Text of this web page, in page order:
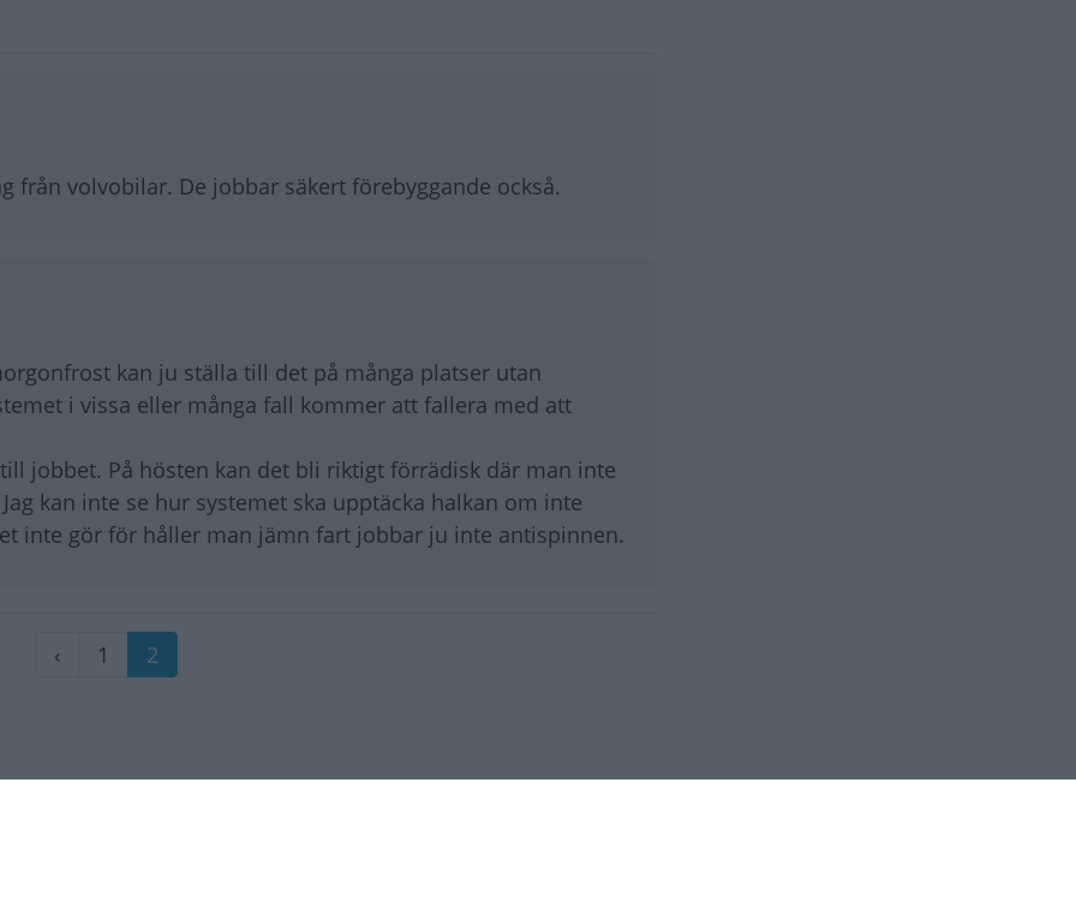
från volvobilar. De jobbar säkert förebyggande också.
kan ju ställa till det på många platser utan
i vissa eller många fall kommer att fallera med att
jobbet. På hösten kan det bli riktigt förrädisk där man inte
kan inte se hur systemet ska upptäcka halkan om inte
inte gör för håller man jämn fart jobbar ju inte antispinnen.
Föregående
‹ Sida
1
Nuvarande
2